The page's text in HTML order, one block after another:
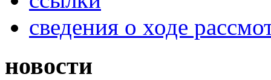
сведения о ходе
новости